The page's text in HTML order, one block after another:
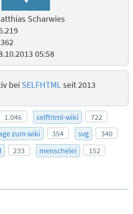
Scharwies
05:58
bei SELFHTMLseit 2013
1.046 selfhtml-wiki
722
zum wiki 354 svg
340
233 menschelei
152